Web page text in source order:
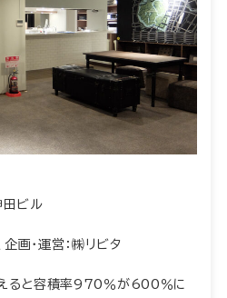
田ビル
画・運営：㈱リビタ
ると容積率970％が600％に